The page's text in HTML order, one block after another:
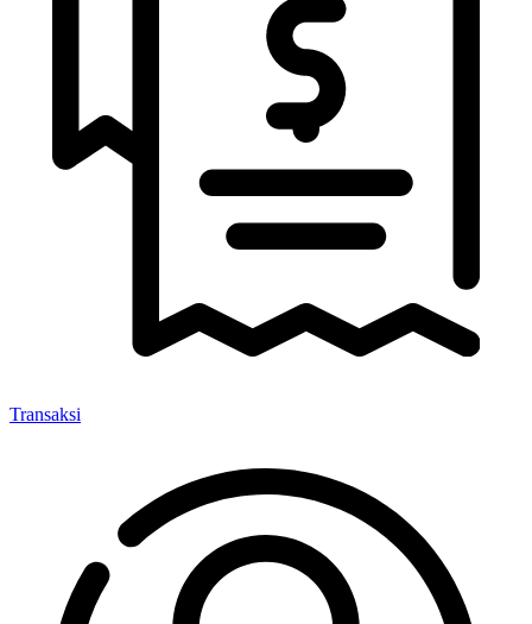
Transaksi